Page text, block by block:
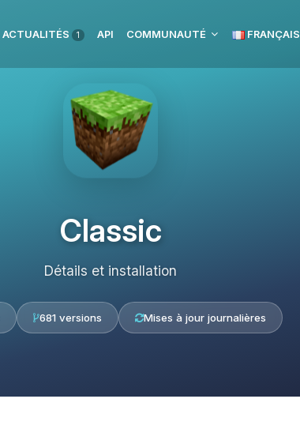
ACTUALITÉS 1 API COMMUNAUTÉ FRANÇAIS
Classic
Détails et installation
681 versions Mises à jour journalières